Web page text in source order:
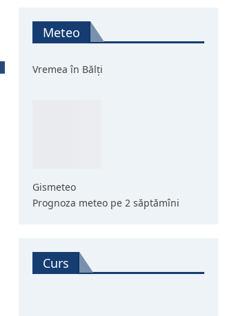
Meteo
Vremea în Bălți
Gismeteo
Prognoza meteo pe 2 săptămîni
Curs